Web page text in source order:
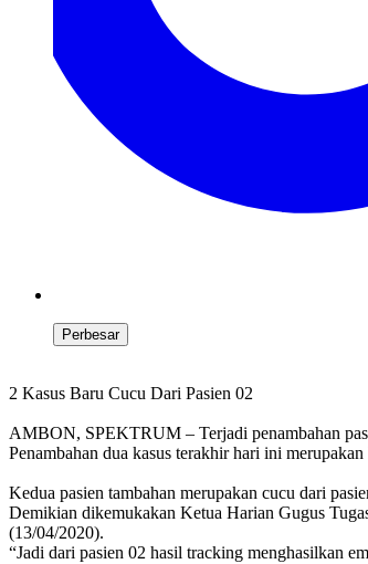
Perbesar
2 Kasus Baru Cucu Dari Pasien 02
AMBON, SPEKTRUM – Terjadi penambahan
Penambahan dua kasus terakhir hari ini
Kedua pasien tambahan merupakan cucu dari
Demikian dikemukakan Ketua Harian Gugus
(13/04/2020).
“Jadi dari pasien 02 hasil tracking menghasilkan